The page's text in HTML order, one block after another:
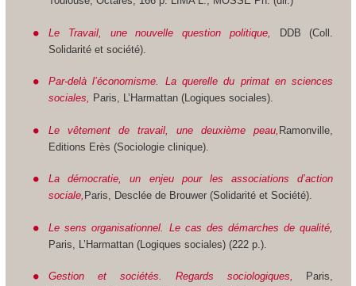
Le Travail, une nouvelle question politique,
DDB (Coll.
Solidarité et société).
Par-delà l’économisme. La querelle du primat en sciences
sociales, Paris, L’Harmattan (Logiques sociales).
Le vêtement de travail, une deuxième peau, Ramonville,
Editions Erès (Sociologie clinique).
La démocratie, un enjeu pour les associations d’action
sociale, Paris, Desclée de Brouwer (Solidarité et Société).
Le sens organisationnel. Le cas des démarches de qualité,
Paris, L’Harmattan (Logiques sociales) (222 p.).
Gestion et sociétés. Regards sociologiques,
Paris,